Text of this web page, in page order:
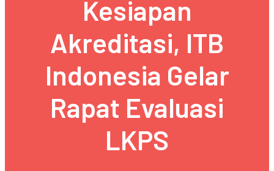
Kesiapan
Akreditasi, ITB
Indonesia Gelar
Rapat Evaluasi
LKPS